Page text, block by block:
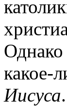
какое-
Иисуса.